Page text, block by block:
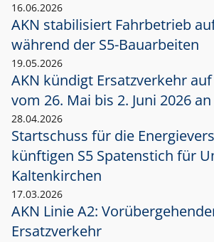
16.06.2026
AKN stabilisiert Fahrbetrieb
während der S5-Bauarbeiten
19.05.2026
AKN kündigt Ersatzverkehr
vom 26. Mai bis 2. Juni 2026 an
28.04.2026
Startschuss für die
künftigen S5 Spatenstich für
Kaltenkirchen
17.03.2026
AKN Linie A2:
Ersatzverkehr